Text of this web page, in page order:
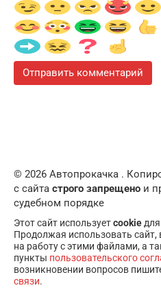
© 2026 Автопрокачка .
с сайта строго запрещено и
судебном порядке
Этот сайт используетcookie
Продолжая использовать сайт,
на работу с этими файлами, а
пункты пользовательского
возникновении вопросов
связи.